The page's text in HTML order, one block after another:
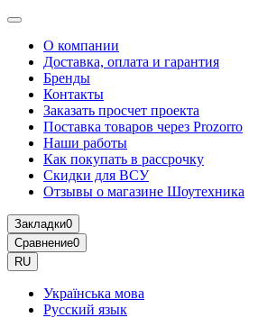
О компании
Доставка, оплата и гарантия
Бренды
Контакты
Заказать просчет проекта
Поставка товаров через Prozorro
Наши работы
Как покупать в рассрочку
Скидки для ВСУ
Отзывы о магазине Шоутехника
Закладки0
Сравнение0
RU
Українська мова
Русский язык